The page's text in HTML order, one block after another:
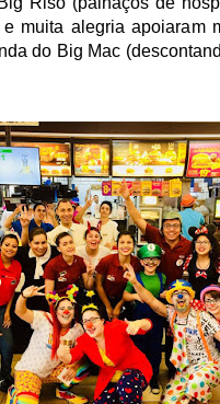
muita alegria
do Big Mac